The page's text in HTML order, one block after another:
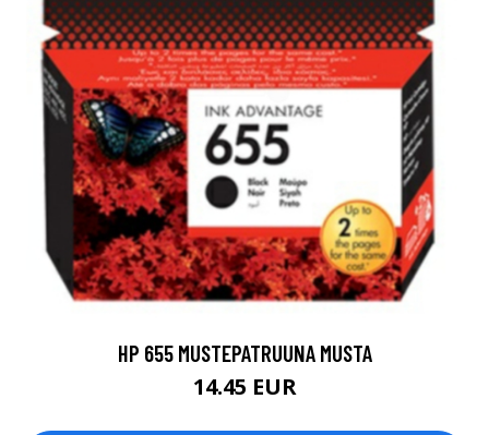
HP 655 MUSTEPATRUUNA MUSTA
14.45 EUR